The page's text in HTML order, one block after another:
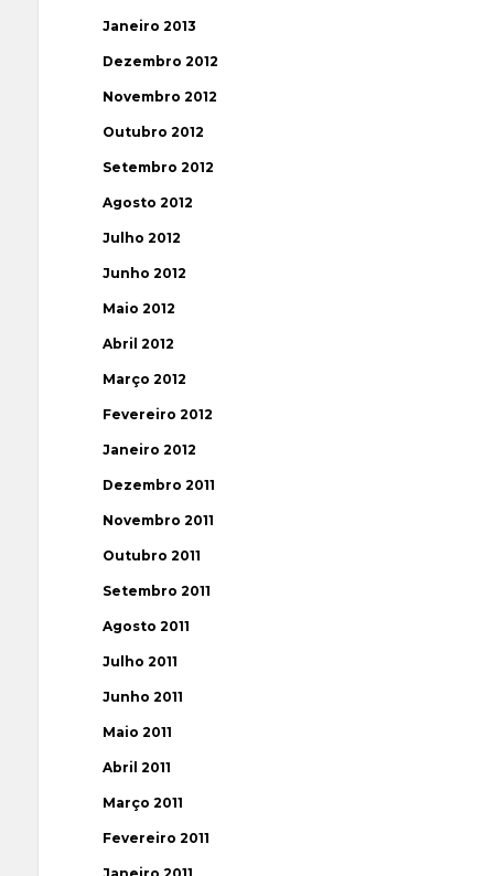
Janeiro 2013
Dezembro 2012
Novembro 2012
Outubro 2012
Setembro 2012
Agosto 2012
Julho 2012
Junho 2012
Maio 2012
Abril 2012
Março 2012
Fevereiro 2012
Janeiro 2012
Dezembro 2011
Novembro 2011
Outubro 2011
Setembro 2011
Agosto 2011
Julho 2011
Junho 2011
Maio 2011
Abril 2011
Março 2011
Fevereiro 2011